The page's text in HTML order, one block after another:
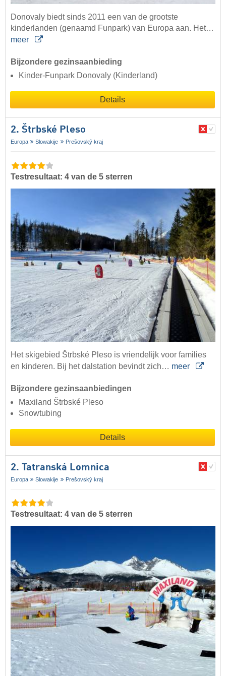
Donovaly biedt sinds 2011 een van de grootste
kinderlanden (genaamd Funpark) van Europa aan. Het…
meer
Bijzondere gezinsaanbieding
Kinder-Funpark Donovaly (Kinderland)
Details
2. Štrbské Pleso
Europa Slowakije Prešovský kraj
Testresultaat: 4 van de 5 sterren
Het skigebied Štrbské Pleso is vriendelijk voor families
en kinderen. Bij het dalstation bevindt zich… meer
Bijzondere gezinsaanbiedingen
Maxiland Štrbské Pleso
Snowtubing
Details
2. Tatranská Lomnica
Europa Slowakije Prešovský kraj
Testresultaat: 4 van de 5 sterren